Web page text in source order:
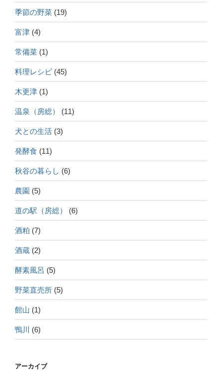
季節の野菜 (19)
富津 (4)
常備菜 (1)
料理レシピ (45)
木更津 (1)
温泉（房総） (11)
犬との生活 (3)
発酵食 (11)
秋谷の暮らし (6)
農園 (5)
道の駅（房総） (6)
酒粕 (7)
酒蔵 (2)
酵素風呂 (5)
野菜直売所 (5)
館山 (1)
鴨川 (6)
アーカイブ